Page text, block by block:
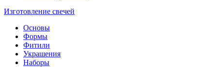
Изготовление свечей
Основы
Формы
Фитили
Украшения
Наборы